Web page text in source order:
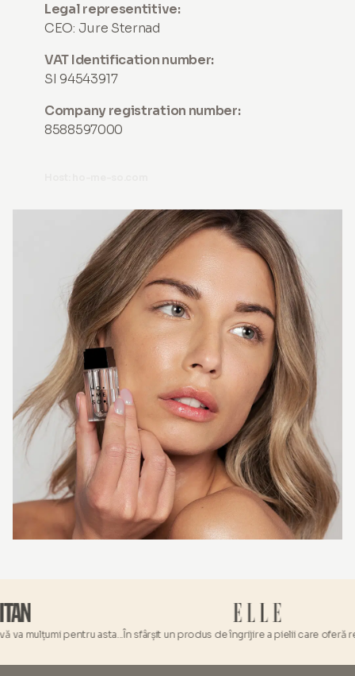
Legal representitive:
CEO: Jure Sternad
VAT Identification number:
SI 94543917
Company registration number:
8588597000
mulțumi pentru asta...În sfârșit un produs de îngrijire a pielii care oferă